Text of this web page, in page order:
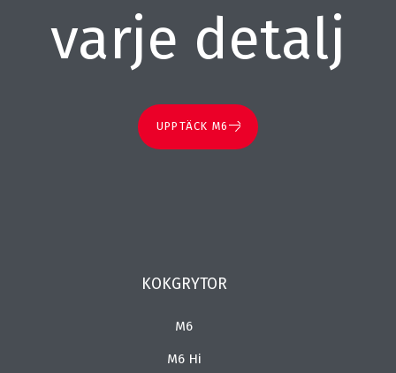
varje detalj
UPPTÄCK M6
KOKGRYTOR
M6
M6 Hi